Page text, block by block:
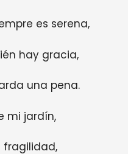
es serena,
hay gracia,
una pena.
mi jardín,
fragilidad,